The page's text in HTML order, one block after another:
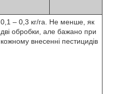
0,1 – 0,3 кг/га. Не менше, як
дві обробки, але бажано при
кожному внесенні пестицидів